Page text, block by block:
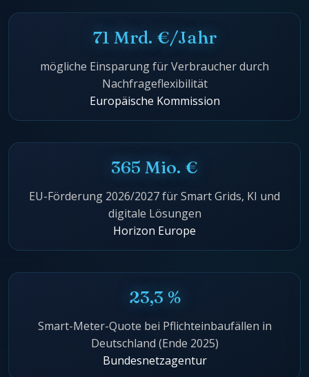
71 Mrd. €/Jahr
mögliche Einsparung für Verbraucher durch
Nachfrageflexibilität
Europäische Kommission
365 Mio. €
EU-Förderung 2026/2027 für Smart Grids, KI und
digitale Lösungen
Horizon Europe
23,3 %
Smart-Meter-Quote bei Pflichteinbaufällen in
Deutschland (Ende 2025)
Bundesnetzagentur